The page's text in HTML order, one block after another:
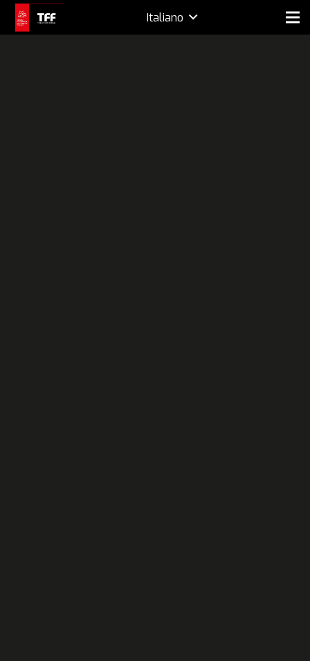
Italiano